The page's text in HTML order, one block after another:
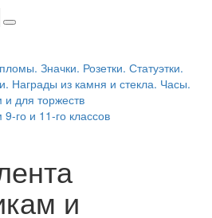
Значки. Розетки. Статуэтки.
Награды из камня и стекла. Часы.
для торжеств
го и 11-го классов
и